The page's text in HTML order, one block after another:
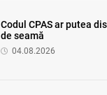
Codul CPAS ar putea
de seamă
04.08.2026